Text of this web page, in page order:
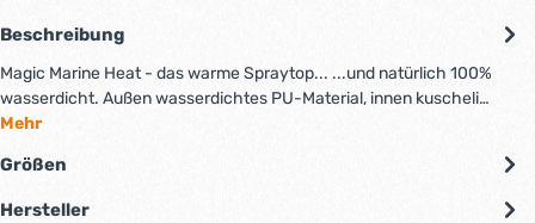
Beschreibung
Magic Marine Heat - das warme Spraytop... ...und natürlich 100%
wasserdicht. Außen wasserdichtes PU-Material, innen kuscheli…
Mehr
Größen
Hersteller